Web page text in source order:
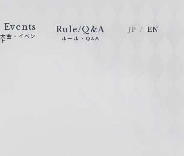
Events
大会・イベン
ト
Rule/Q&A
ルール・Q&A
JP EN